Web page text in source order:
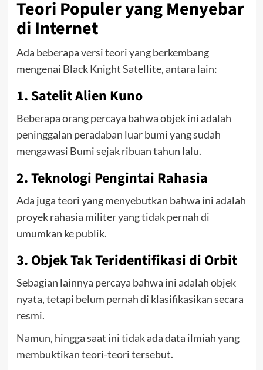
Teori Populer yang Menyebar
di Internet
Ada beberapa versi teori yang berkembang
mengenai Black Knight Satellite, antara lain:
1. Satelit Alien Kuno
Beberapa orang percaya bahwa objek ini adalah
peninggalan peradaban luar bumi yang sudah
mengawasi Bumi sejak ribuan tahun lalu.
2. Teknologi Pengintai Rahasia
Ada juga teori yang menyebutkan bahwa ini adalah
proyek rahasia militer yang tidak pernah di
umumkan ke publik.
3. Objek Tak Teridentifikasi di Orbit
Sebagian lainnya percaya bahwa ini adalah objek
nyata, tetapi belum pernah di klasifikasikan secara
resmi.
Namun, hingga saat ini tidak ada data ilmiah yang
membuktikan teori-teori tersebut.